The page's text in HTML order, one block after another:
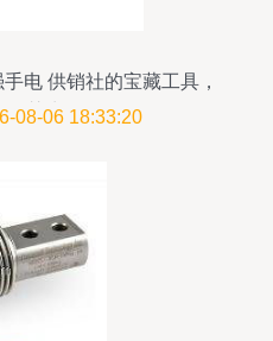
电 供销社的宝藏工具，
智慧生活
08-06 18:33:20